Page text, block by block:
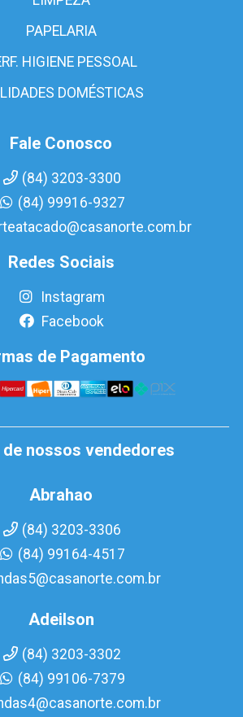
PAPELARIA
HIGIENE PESSOAL
DOMÉSTICAS
Fale Conosco
(84) 3203-3300
(84) 99916-9327
Redes Sociais
Instagram
Facebook
de Pagamento
de nossos vendedores
Abrahao
(84) 3203-3306
(84) 99164-4517
Adeilson
(84) 3203-3302
(84) 99106-7379